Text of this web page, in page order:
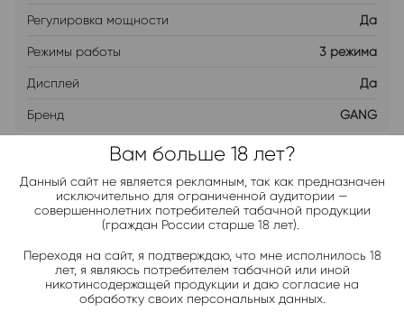
Регулировка мощности Да
Режимы работы 3 режима
Дисплей Да
Бренд GANG
ДОБАВИТЬ В ЛИСТ ОЖИДАНИЯ
Хочу дешевле
Telegram-канал 2000+
Актуальные новинки и акции каждые день!
Вам больше 18 лет?
Данный сайт не является рекламным, так как предназначен
исключительно для ограниченной аудитории —
совершеннолетних потребителей табачной продукции
(граждан России старше 18 лет).
Переходя на сайт, я подтверждаю, что мне исполнилось 18
лет, я являюсь потребителем табачной или иной
никотинсодержащей продукции и даю согласие на
обработку своих персональных данных.